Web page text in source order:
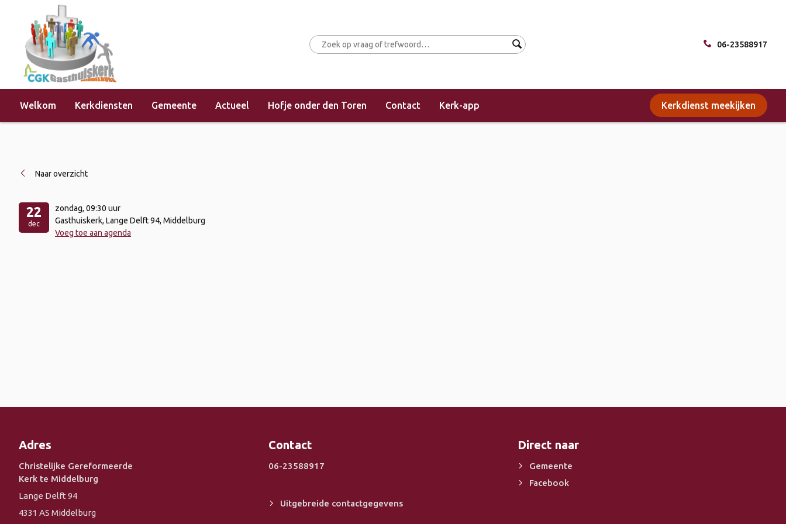
06-23588917
Welkom Kerkdiensten Gemeente Actueel Hofje onder den Toren Contact Kerk-app Kerkdienst meekijken
Home »Evenementen »Kerkdienst (morgendienst)
Naar overzicht
22
dec
zondag, 09:30 uur
Gasthuiskerk, Lange Delft 94, Middelburg
Voeg toe aan agenda
Adres
Christelijke Gereformeerde
Kerk te Middelburg
Lange Delft 94
4331 AS Middelburg
Contact
06-23588917
Uitgebreide contactgegevens
Direct naar
Gemeente
Facebook